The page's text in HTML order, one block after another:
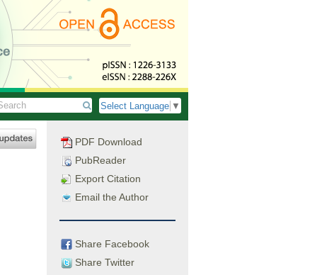
Select Language ▼
PDF Download
PubReader
Export Citation
Email the Author
Share Facebook
Share Twitter